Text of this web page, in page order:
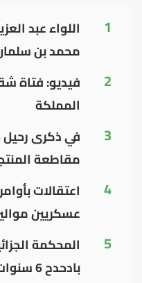
1
اللواء عبد
محمد بن
2
فيديو: فتاة
المملكة
3
في ذكرى
مقاطعة
4
اعتقالات
عسكريين
5
المحكمة
بادحدح 6 سنوات